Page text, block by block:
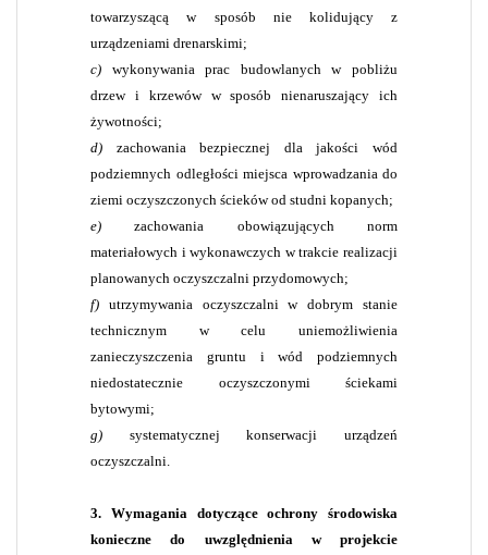
towarzyszącą w sposób nie kolidujący z
urządzeniami drenarskimi;
c) wykonywania prac budowlanych w pobliżu
drzew i krzewów w sposób nienaruszający ich
żywotności;
d) zachowania bezpiecznej dla jakości wód
podziemnych odległości miejsca wprowadzania do
ziemi oczyszczonych ścieków od studni kopanych;
e) zachowania obowiązujących norm
materiałowych i wykonawczych w trakcie realizacji
planowanych oczyszczalni przydomowych;
f) utrzymywania oczyszczalni w dobrym stanie
technicznym w celu uniemożliwienia
zanieczyszczenia gruntu i wód podziemnych
niedostatecznie oczyszczonymi ściekami
bytowymi;
g) systematycznej konserwacji urządzeń
oczyszczalni.
3. Wymagania dotyczące ochrony środowiska
konieczne do uwzględnienia w projekcie